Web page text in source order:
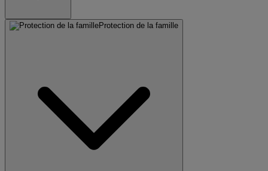
Protection de la famille